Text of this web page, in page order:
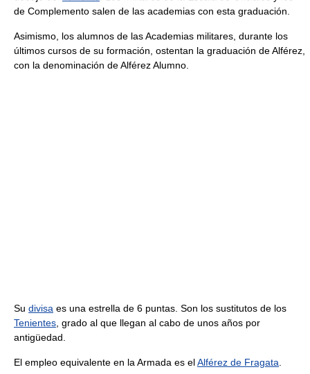
de Complemento salen de las academias con esta graduación.
Asimismo, los alumnos de las Academias militares, durante los
últimos cursos de su formación, ostentan la graduación de Alférez,
con la denominación de Alférez Alumno.
Su divisa es una estrella de 6 puntas. Son los sustitutos de los
Tenientes , grado al que llegan al cabo de unos años por
antigüedad.
El empleo equivalente en la Armada es elAlférez de Fragata